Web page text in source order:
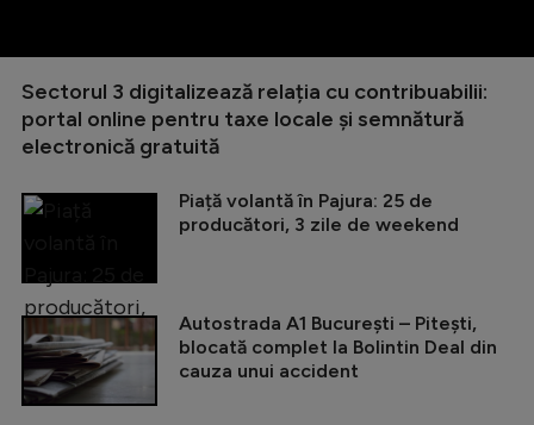
Sectorul 3 digitalizează relația cu contribuabilii:
portal online pentru taxe locale și semnătură
electronică gratuită
Piață volantă în Pajura: 25 de
producători, 3 zile de weekend
Autostrada A1 București – Pitești,
blocată complet la Bolintin Deal din
cauza unui accident